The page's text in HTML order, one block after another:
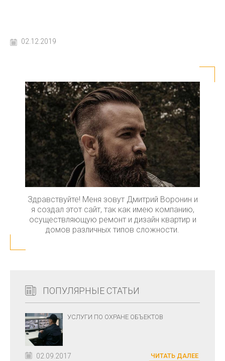
02.12.2019
Здравствуйте! Меня зовут Дмитрий Воронин и
я создал этот сайт, так как имею компанию,
осуществляющую ремонт и дизайн квартир и
домов различных типов сложности.
ПОПУЛЯРНЫЕ СТАТЬИ
УСЛУГИ ПО ОХРАНЕ ОБЪЕКТОВ
02.09.2017 ЧИТАТЬ ДАЛЕЕ